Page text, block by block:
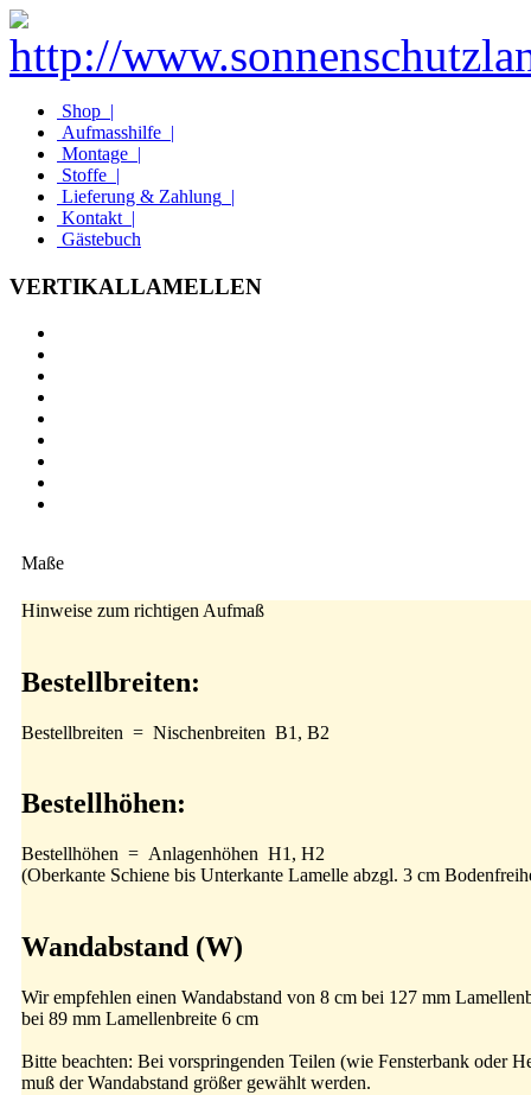
Shop |
Aufmasshilfe |
Montage |
Stoffe |
Lieferung & Zahlung |
Kontakt |
Gästebuch
VERTIKALLAMELLEN
Maße
Hinweise zum richtigen Aufmaß
Bestellbreiten:
Bestellbreiten = Nischenbreiten B1, B2
Bestellhöhen:
Bestellhöhen = Anlagenhöhen H1, H2
(Oberkante Schiene bis Unterkante Lamelle abzgl. 3
Wandabstand (W)
Wir empfehlen einen Wandabstand von 8 cm bei 127 mm
bei 89 mm Lamellenbreite 6 cm
Bitte beachten: Bei vorspringenden Teilen (wie Fensterbank oder
muß der Wandabstand größer gewählt werden.